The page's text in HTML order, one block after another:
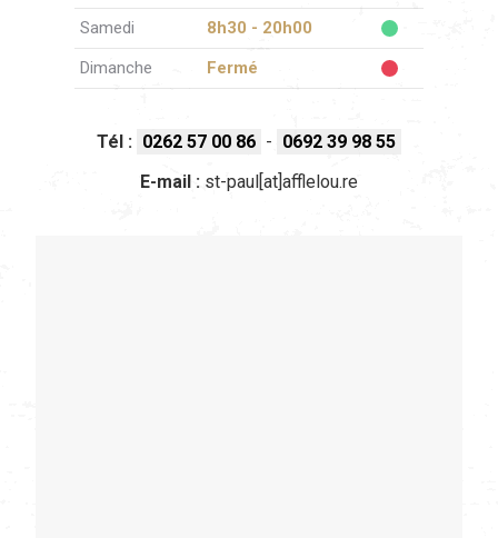
Samedi
8h30 - 20h00
Dimanche
Fermé
Tél : 0262 57 00 86 - 0692 39 98 55
E-mail : st-paul[at]afflelou.re